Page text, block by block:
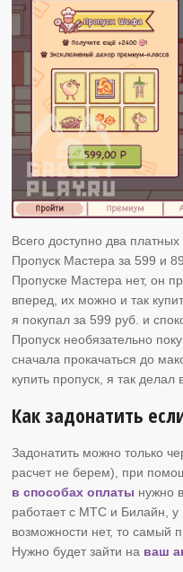
Всего доступно два
Пропуск Мастера за 599 и
Пропуске Мастера нет, он
вперед, их можно и так
я покупал за 599 руб. и
Пропуск необязательно
сначала прокачаться до
купить пропуск, я так
Как задонатить
Задонатить можно только
расчет не берем), при
в способах оплаты нужно
работает с МТС и Билайн,
возможности нет, то самый
Нужно будет зайти на ваш